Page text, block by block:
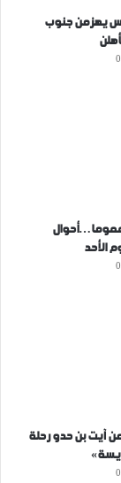
يهزمن جنوب
عموما…أحوال
الأحد
آيت بن حدو رحلة